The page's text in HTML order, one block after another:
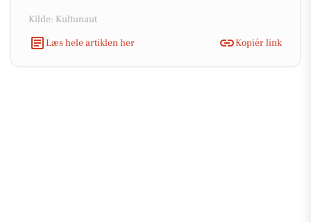
Kilde: Kultunaut
Læs hele artiklen her
Kopiér link